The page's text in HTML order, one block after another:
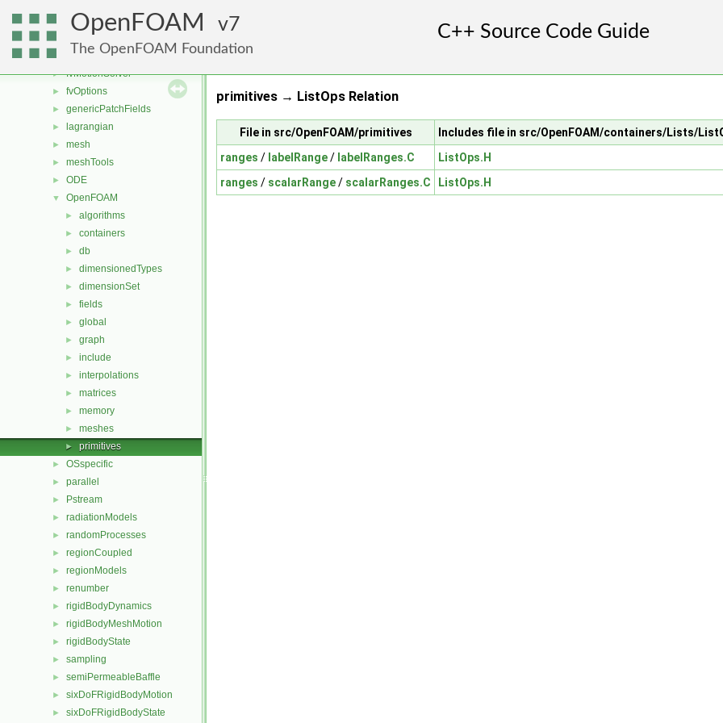
OpenFOAM 7
The OpenFOAM Foundation
finiteVolume
► functionObjects
► fvAgglomerationMethods
► fvMotionSolver
► fvOptions
► genericPatchFields
► lagrangian
► mesh
► meshTools
► ODE
▼ OpenFOAM
► algorithms
► containers
► db
► dimensionedTypes
► dimensionSet
► fields
► global
► graph
► include
► interpolations
► matrices
► memory
► meshes
► primitives
► OSspecific
► parallel
► Pstream
► radiationModels
► randomProcesses
► regionCoupled
► regionModels
► renumber
► rigidBodyDynamics
► rigidBodyMeshMotion
► rigidBodyState
► sampling
► semiPermeableBaffle
► sixDoFRigidBodyMotion
► sixDoFRigidBodyState
primitives → ListOps Relation
File in src/OpenFOAM/primitives
Includes file in src/OpenFOAM/containers/Lists/
ranges / labelRange/ labelRanges.C
ListOps.H
ranges / scalarRange/ scalarRanges.C ListOps.H